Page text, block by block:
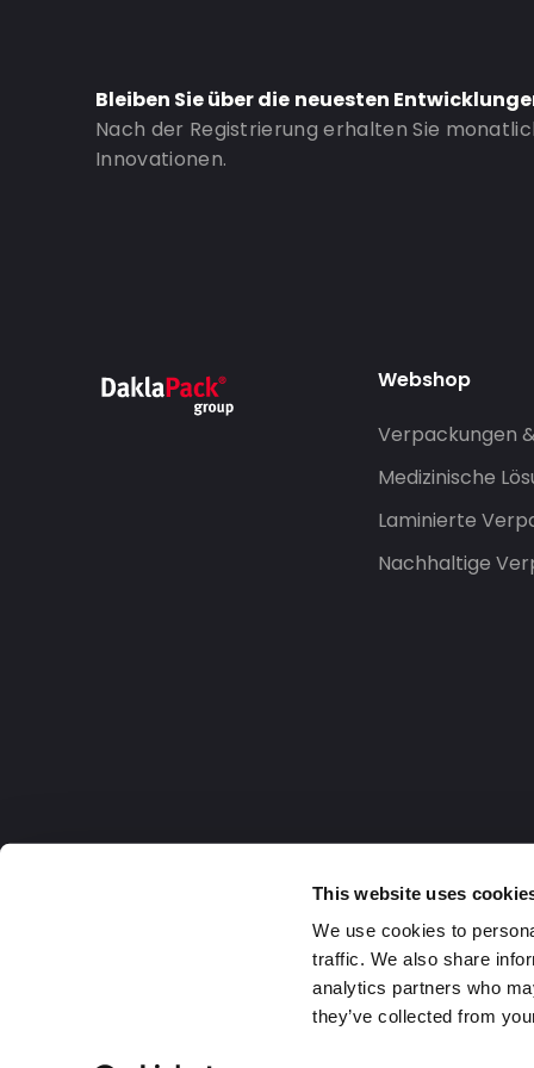
This website uses
We use cookies to
traffic. We also share
analytics partners who
they’ve collected from
Bleiben Sie über die neuesten
Nach der Registrierung erhalten Sie
Innovationen.
Webshop
Verpackungen
Medizinische
Laminierte
Nachhaltige
2026 DaklaPack Group. Alle Rechte